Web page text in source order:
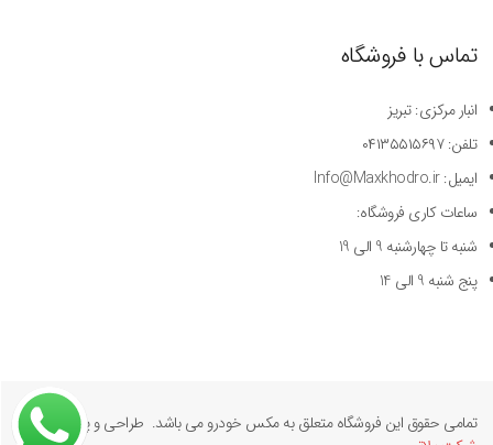
تماس با فروشگاه
انبار مرکزی: تبریز
تلفن: ۰۴۱۳۵۵۱۵۶۹۷
ایمیل: Info@Maxkhodro.ir
ساعات کاری فروشگاه:
شنبه تا چهارشنبه 9 الی 19
پنج شنبه 9 الی 14
تمامی حقوق این فروشگاه متعلق به مکس خودرو می باشد. طراحی و پیاده سازی